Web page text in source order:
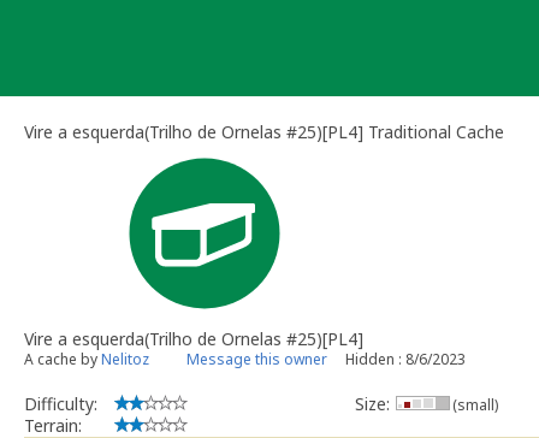
Vire a esquerda(Trilho de Ornelas #25)[PL4] Traditional Cache
Vire a esquerda(Trilho de Ornelas #25)[PL4]
A cache byNelitoz Message this owner Hidden : 8/6/2023
Difficulty:
Terrain:
Size: (small)